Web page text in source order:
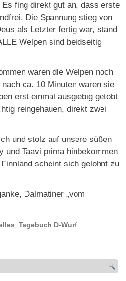
fing direkt gut an, dass erste
Die Spannung stieg von
als Letzter fertig war, stand
Welpen sind beidseitig
waren die Welpen noch
ca. 10 Minuten waren sie
erst einmal ausgiebig getobt
reingehauen, direkt zwei
und stolz auf unsere süßen
und Taavi prima hinbekommen
scheint sich gelohnt zu
Dalmatiner „vom
,Tagebuch D-Wurf